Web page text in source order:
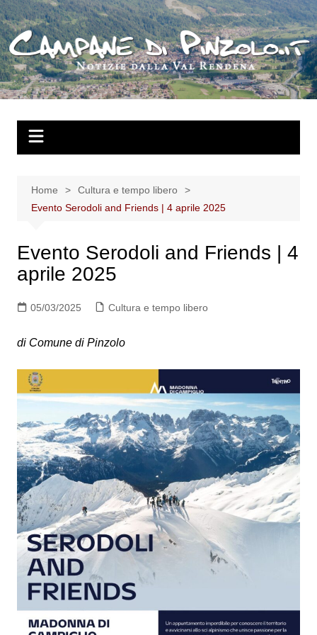
Salta
al
contenuto
Home
Cultura e tempo libero
Evento Serodoli and Friends | 4 aprile 2025
Evento Serodoli and Friends | 4
aprile 2025
05/03/2025 Cultura e tempo libero
di Comune di Pinzolo